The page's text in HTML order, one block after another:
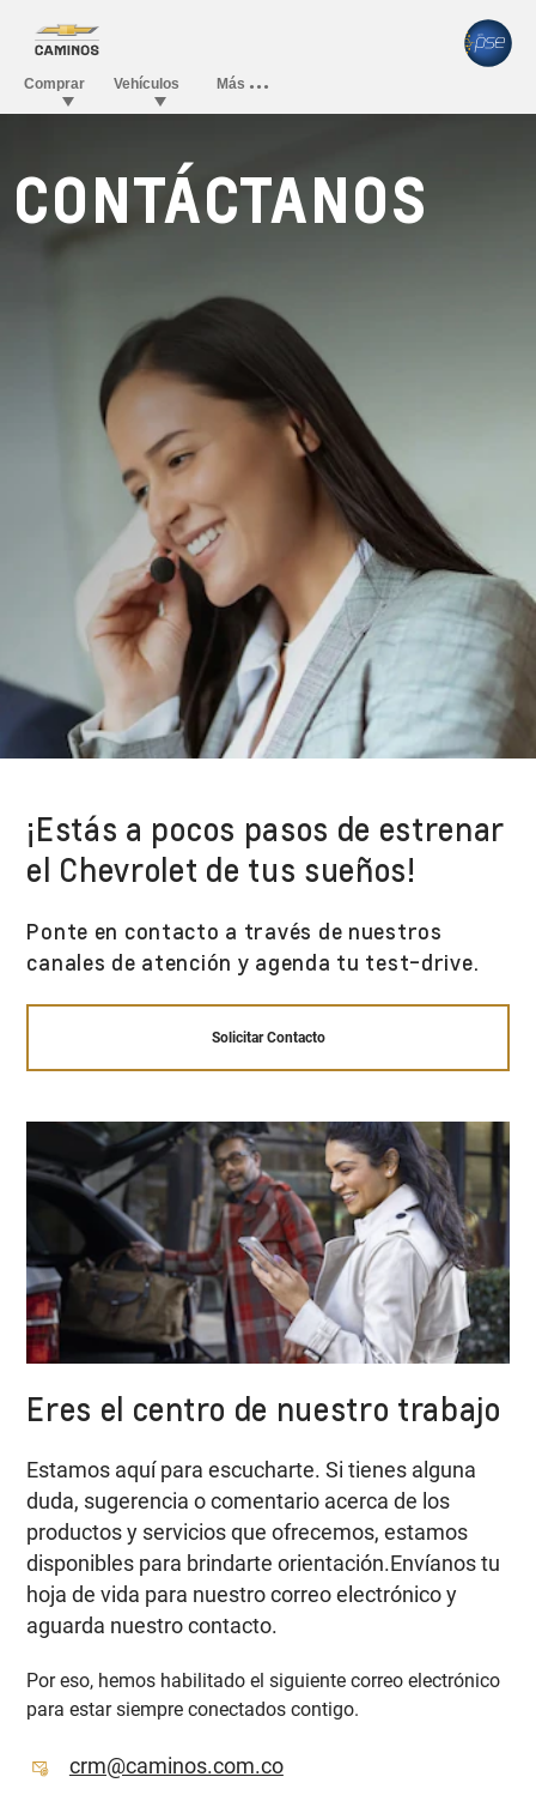
CONTÁCTANOS
¡Estás a pocos pasos de estrenar
el Chevrolet de tus sueños!
Ponte en contacto a través de nuestros
canales de atención y agenda tu test-drive.
Solicitar Contacto
Eres el centro de nuestro trabajo
Estamos aquí para escucharte. Si tienes alguna
duda, sugerencia o comentario acerca de los
productos y servicios que ofrecemos, estamos
disponibles para brindarte orientación.Envíanos tu
hoja de vida para nuestro correo electrónico y
aguarda nuestro contacto.
Por eso, hemos habilitado el siguiente correo electrónico
para estar siempre conectados contigo.
crm@caminos.com.co